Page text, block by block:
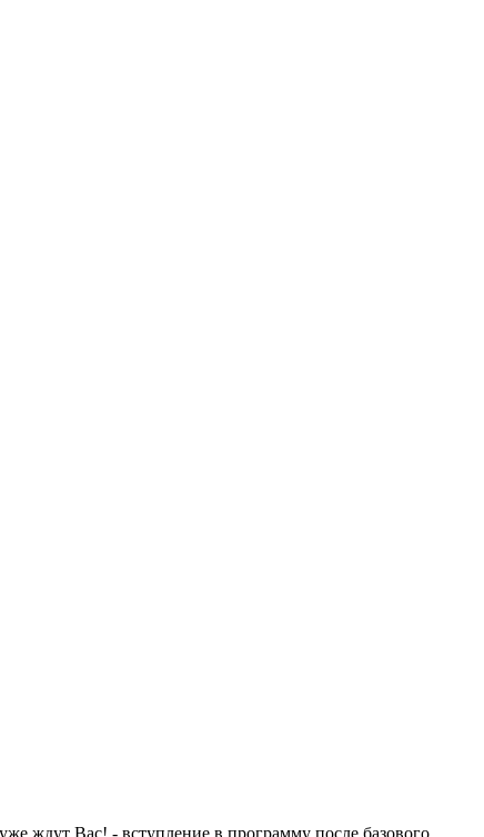
ждут Вас! - вступление в программу после базового